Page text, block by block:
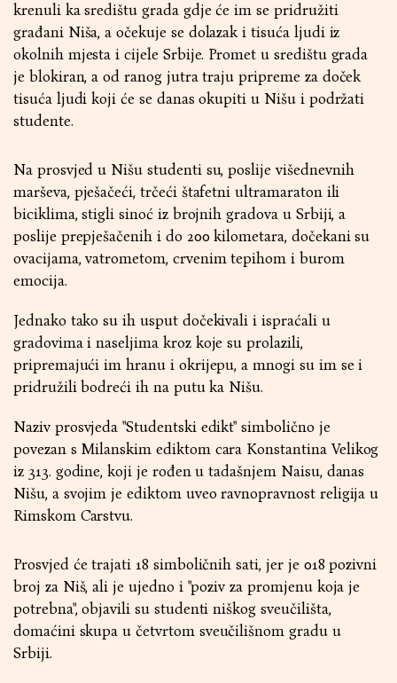
krenuli ka središtu grada gdje će im se pridružiti
građani Niša, a očekuje se dolazak i tisuća ljudi iz
okolnih mjesta i cijele Srbije. Promet u središtu grada
je blokiran, a od ranog jutra traju pripreme za doček
tisuća ljudi koji će se danas okupiti u Nišu i podržati
studente.
Na prosvjed u Nišu studenti su, poslije višednevnih
marševa, pješačeći, trčeći štafetni ultramaraton ili
biciklima, stigli sinoć iz brojnih gradova u Srbiji, a
poslije prepješačenih i do 200 kilometara, dočekani su
ovacijama, vatrometom, crvenim tepihom i burom
emocija.
Jednako tako su ih usput dočekivali i ispraćali u
gradovima i naseljima kroz koje su prolazili,
pripremajući im hranu i okrijepu, a mnogi su im se i
pridružili bodreći ih na putu ka Nišu.
Naziv prosvjeda "Studentski edikt" simbolično je
povezan s Milanskim ediktom cara Konstantina Velikog
iz 313. godine, koji je rođen u tadašnjem Naisu, danas
Nišu, a svojim je ediktom uveo ravnopravnost religija u
Rimskom Carstvu.
Prosvjed će trajati 18 simboličnih sati, jer je 018 pozivni
broj za Niš, ali je ujedno i "poziv za promjenu koja je
potrebna", objavili su studenti niškog sveučilišta,
domaćini skupa u četvrtom sveučilišnom gradu u
Srbiji.